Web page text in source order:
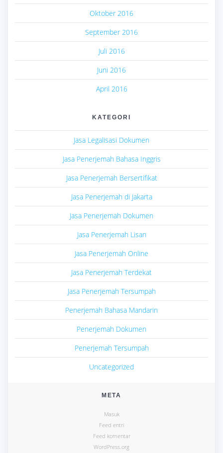
Oktober 2016
September 2016
Juli 2016
Juni 2016
April 2016
KATEGORI
Jasa Legalisasi Dokumen
Jasa Penerjemah Bahasa Inggris
Jasa Penerjemah Bersertifikat
Jasa Penerjemah di Jakarta
Jasa Penerjemah Dokumen
Jasa Penerjemah Lisan
Jasa Penerjemah Online
Jasa Penerjemah Terdekat
Jasa Penerjemah Tersumpah
Penerjemah Bahasa Mandarin
Penerjemah Dokumen
Penerjemah Tersumpah
Uncategorized
META
Masuk
Feed entri
Feed komentar
WordPress.org